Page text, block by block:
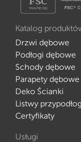
Katalog
Drzwi dębowe
Podłogi dębowe
Schody dębowe
Parapety dębowe
Deko Ścianki
Listwy
Certyfikaty
Usługi